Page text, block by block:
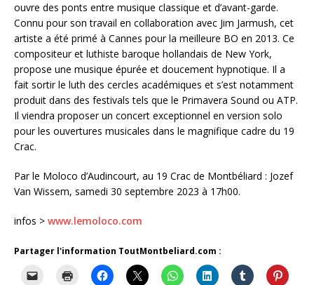
ouvre des ponts entre musique classique et d’avant-garde.
Connu pour son travail en collaboration avec Jim Jarmush, cet
artiste a été primé à Cannes pour la meilleure BO en 2013. Ce
compositeur et luthiste baroque hollandais de New York,
propose une musique épurée et doucement hypnotique. Il a
fait sortir le luth des cercles académiques et s’est notamment
produit dans des festivals tels que le Primavera Sound ou ATP.
Il viendra proposer un concert exceptionnel en version solo
pour les ouvertures musicales dans le magnifique cadre du 19
Crac.
Par le Moloco d’Audincourt, au 19 Crac de Montbéliard : Jozef
Van Wissem, samedi 30 septembre 2023 à 17h00.
infos > www.lemoloco.com
Partager l'information ToutMontbeliard.com :